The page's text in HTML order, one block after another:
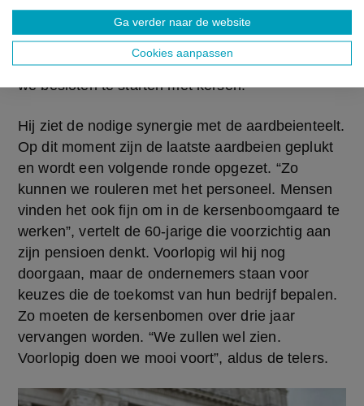
Ga verder naar de website
Cookies aanpassen
vervangende teelt. Aanvankelijk hebben we
gekeken om hier de serre uit te breiden, maar
kregen daarvoor geen vergunning. Toen hebben
we besloten te starten met kersen.”
Hij ziet de nodige synergie met de aardbeienteelt.
Op dit moment zijn de laatste aardbeien geplukt
en wordt een volgende ronde opgezet. “Zo
kunnen we rouleren met het personeel. Mensen
vinden het ook fijn om in de kersenboomgaard te
werken”, vertelt de 60-jarige die voorzichtig aan
zijn pensioen denkt. Voorlopig wil hij nog
doorgaan, maar de ondernemers staan voor
keuzes die de toekomst van hun bedrijf bepalen.
Zo moeten de kersenbomen over drie jaar
vervangen worden. “We zullen wel zien.
Voorlopig doen we mooi voort”, aldus de telers.